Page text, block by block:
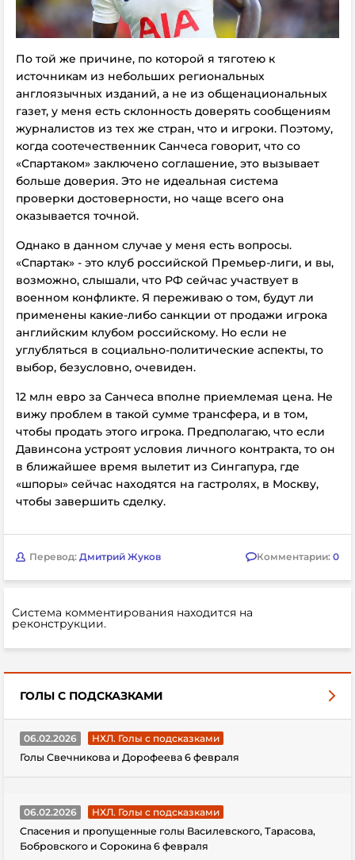
По той же причине, по которой я тяготею к
источникам из небольших региональных
англоязычных изданий, а не из общенациональных
газет, у меня есть склонность доверять сообщениям
журналистов из тех же стран, что и игроки. Поэтому,
когда соотечественник Санчеса говорит, что со
«Спартаком» заключено соглашение, это вызывает
больше доверия. Это не идеальная система
проверки достоверности, но чаще всего она
оказывается точной.
Однако в данном случае у меня есть вопросы.
«Спартак» - это клуб российской Премьер-лиги, и вы,
возможно, слышали, что РФ сейчас участвует в
военном конфликте. Я переживаю о том, будут ли
применены какие-либо санкции от продажи игрока
английским клубом российскому. Но если не
углубляться в социально-политические аспекты, то
выбор, безусловно, очевиден.
12 млн евро за Санчеса вполне приемлемая цена. Не
вижу проблем в такой сумме трансфера, и в том,
чтобы продать этого игрока. Предполагаю, что если
Давинсона устроят условия личного контракта, то он
в ближайшее время вылетит из Сингапура, где
«шпоры» сейчас находятся на гастролях, в Москву,
чтобы завершить сделку.
Перевод: Дмитрий Жуков Комментарии: 0
Система комментирования находится на
реконструкции.
ГОЛЫ С ПОДСКАЗКАМИ
06.02.2026
НХЛ. Голы с подсказками
Голы Свечникова и Дорофеева 6 февраля
06.02.2026
НХЛ. Голы с подсказками
Спасения и пропущенные голы Василевского, Тарасова,
Бобровского и Сорокина 6 февраля